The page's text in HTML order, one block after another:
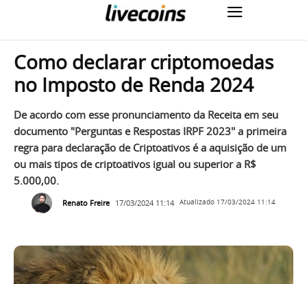
Como declarar criptomoedas
no Imposto de Renda 2024
De acordo com esse pronunciamento da Receita em seu
documento "Perguntas e Respostas IRPF 2023'' a primeira
regra para declaração de Criptoativos é a aquisição de um
ou mais tipos de criptoativos igual ou superior a R$
5.000,00.
Renato Freire 17/03/2024 11:14 Atualizado 17/03/2024 11:14